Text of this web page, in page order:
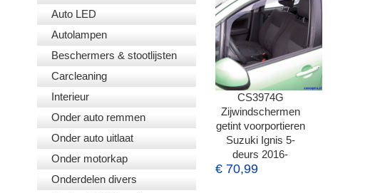
Auto LED
Autolampen
Beschermers & stootlijsten
Carcleaning
Interieur
Onder auto remmen
Onder auto uitlaat
Onder motorkap
Onderdelen divers
CS3974G
Zijwindschermen
getint voorportieren
Suzuki Ignis 5-
deurs 2016-
€ 70,99